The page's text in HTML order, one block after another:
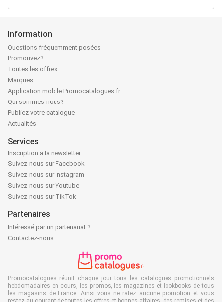
Information
Questions fréquemment posées
Promouvez?
Toutes les offres
Marques
Application mobile Promocatalogues.fr
Qui sommes-nous?
Publiez votre catalogue
Actualités
Services
Inscription à la newsletter
Suivez-nous sur Facebook
Suivez-nous sur Instagram
Suivez-nous sur Youtube
Suivez-nous sur TikTok
Partenaires
Intéressé par un partenariat ?
Contactez-nous
Promocatalogues réunit chaque jour tous les catalogues promotionnels
hebdomadaires en cours, les promos, les magazines et lookbooks de tous
les magasins de France. Ainsi vous ne ratez aucune promotion et vous